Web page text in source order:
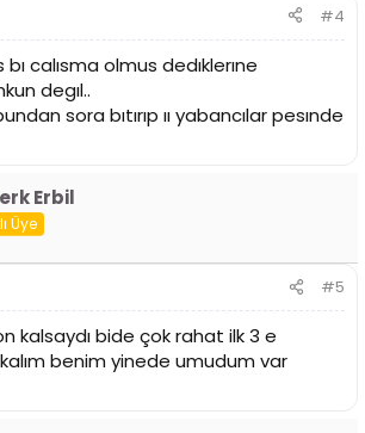
#4
calısma olmus dedıklerıne
degıl..
sora bıtırıp ıı yabancılar pesınde
Erbil
Üye
#5
kalsaydı bide çok rahat ilk 3 e
benim yinede umudum var